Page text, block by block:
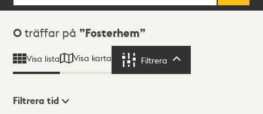
Sökresultat
0 träffar på Fosterhem
Visa lista Visa karta Filtrera
Filtrera tid